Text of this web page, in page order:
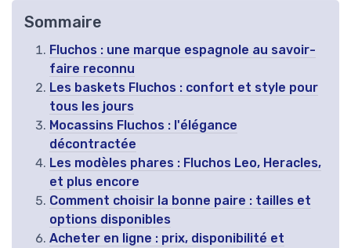
Sommaire
Fluchos : une marque espagnole au savoir-
faire reconnu
Les baskets Fluchos : confort et style pour
tous les jours
Mocassins Fluchos : l'élégance
décontractée
Les modèles phares : Fluchos Leo, Heracles,
et plus encore
Comment choisir la bonne paire : tailles et
options disponibles
Acheter en ligne : prix, disponibilité et